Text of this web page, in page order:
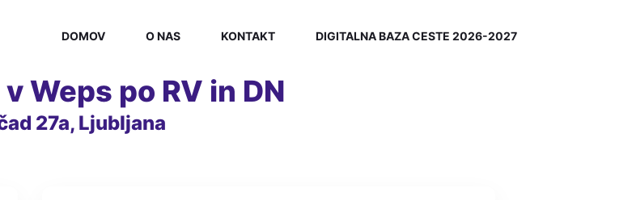
DOMOV O NAS KONTAKT DIGITALNA BAZA CESTE 2026-2027
Weps po RV in DN
27a, Ljubljana